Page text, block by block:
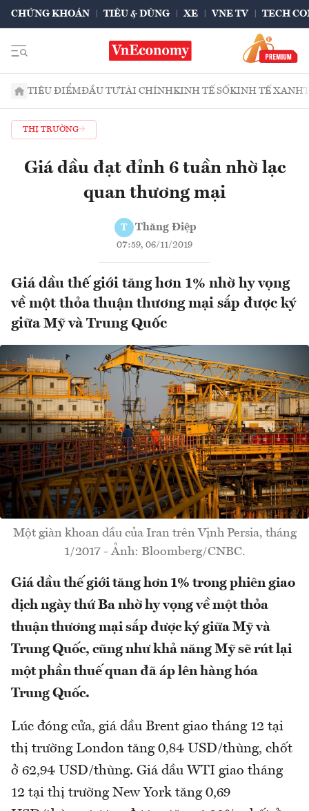
CHỨNG KHOÁN TIÊU & DÙNG XE VNE TV TECH
TIÊU ĐIỂMĐẦU TƯTÀI CHÍNHKINH TẾ SỐKINH TẾ XANH
THỊ TRƯỜNG
Giá dầu đạt đỉnh 6 tuần nhờ lạc
quan thương mại
T Thăng Điệp
07:59, 06/11/2019
Giá dầu thế giới tăng hơn 1% nhờ hy vọng
về một thỏa thuận thương mại sắp được ký
giữa Mỹ và Trung Quốc
Một giàn khoan dầu của Iran trên Vịnh Persia, tháng
1/2017 - Ảnh: Bloomberg/CNBC.
Giá dầu thế giới tăng hơn 1% trong phiên giao
dịch ngày thứ Ba nhờ hy vọng về một thỏa
thuận thương mại sắp được ký giữa Mỹ và
Trung Quốc, cũng như khả năng Mỹ sẽ rút lại
một phần thuế quan đã áp lên hàng hóa
Trung Quốc.
Lúc đóng cửa, giá dầu Brent giao tháng 12 tại
thị trường London tăng 0,84 USD/thùng, chốt
ở 62,94 USD/thùng. Giá dầu WTI giao tháng
12 tại thị trường New York tăng 0,69